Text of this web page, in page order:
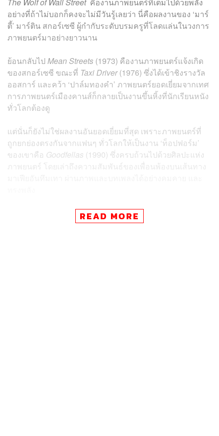
อย่างที่ถ้าไม่บอกก็คงจะไม่มีวันรู้เลยว่า นี่คือผลงานของ ‘มาร์
ตี้’ มาร์ติน สกอร์เซซี ผู้กำกับระดับบรมครูที่โลดแล่นในวงการ
ภาพยนตร์มาอย่างยาวนาน
ย้อนกลับไป Mean Streets (1973) คืองานภาพยนตร์แจ้งเกิด
ของสกอร์เซซี ขณะที่ Taxi Driver(1976) ซึ่งได้เข้าชิงรางวัล
ออสการ์ และคว้า ‘ปาล์มทองคำ’ ภาพยนตร์ยอดเยี่ยมจากเทศ
การภาพยนตร์เมืองคานส์ก็กลายเป็นงานขึ้นหิ้งที่นักเรียนหนัง
ทั่วโลกต้องดู
แต่นั่นก็ยังไม่ใช่ผลงานอันยอดเยี่ยมที่สุด เพราะภาพยนตร์ที่
ถูกยกย่องตรงกันจากแฟนๆ ทั่วโลกให้เป็นงาน ‘ท็อปฟอร์ม’
ของเขาคือ Goodfellas (1990) ซึ่งครบถ้วนไปด้วยศิลปะแห่ง
ภาพยนตร์ โดยเล่าถึงความสัมพันธ์ของเพื่อนพ้องบนเส้นทาง
หนึ่งในซีนเด่นที่ถูกจดจำคือฉากที่ จิมมี่ (โรเบิร์ต เดอ นีโร) ซึ่ง
กำลังจ้องมองตัวละคร เรย์ ลิออตตา โดยมีเนื้อเพลง
READ MORE